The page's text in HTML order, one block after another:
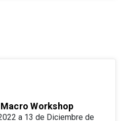
Workshop
a 13 de Diciembre de